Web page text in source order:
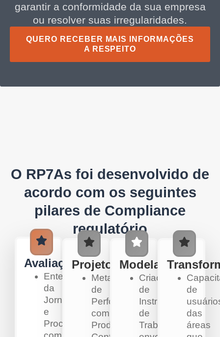
garantir a conformidade da sua empresa
ou resolver suas irregularidades.
QUERO RECEBER MAIS INFORMAÇÕES
A RESPEITO
O RP7As foi desenvolvido de
acordo com os seguintes
pilares de Compliance
regulatório
Avaliação
Entendimento
da
Jornada
e
Processo
Projeto
Metas
de
Performance
com
Produtos
Modelagem
Criação
de
Instruções
de
Trabalho
de
das
áreas